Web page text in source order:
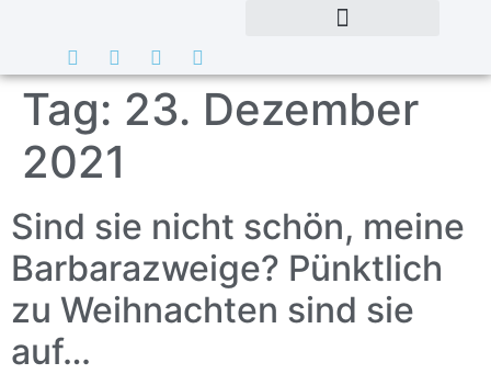
Tag: 23. Dezember
2021
Sind sie nicht schön, meine
Barbarazweige? Pünktlich
zu Weihnachten sind sie
auf…